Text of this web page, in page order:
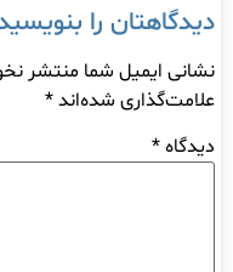
دیدگاهتان را
نشانی ایمیل شما منتشر
علامت‌گذاری شده‌اند*
دیدگاه*